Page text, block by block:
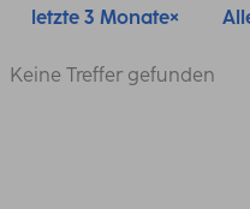
letzte 3 Monate
Keine Treffer gefunden